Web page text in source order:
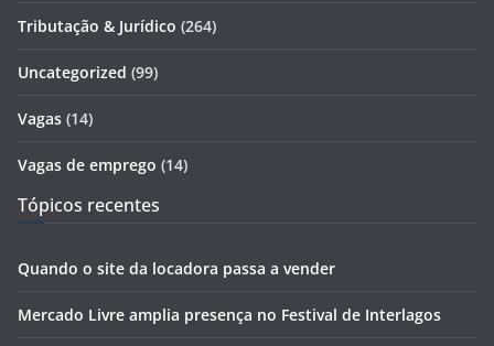
Tributação & Jurídico (264)
Uncategorized (99)
Vagas (14)
Vagas de emprego (14)
Tópicos recentes
Quando o site da locadora passa a vender
Mercado Livre amplia presença no Festival de Interlagos